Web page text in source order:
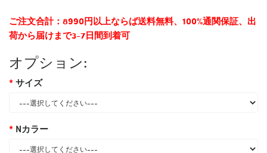
ご注文合計：8990円以上ならば送料無料、100%通関保証、出
荷から届けまで3-7日間到着可
オプション:
サイズ
Nカラー